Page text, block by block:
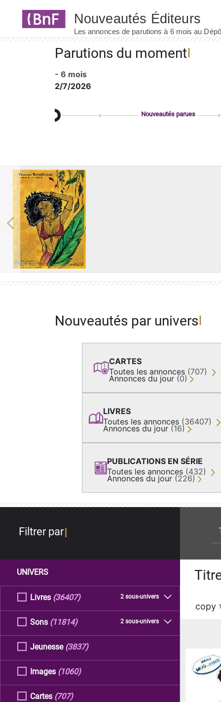
Parutions du moment
- 6 mois
2/7/2026
Nouveautés parues
Previous
Nouveautés par univers
CARTES
Toutes les annonces (707)
Annonces du jour (0)
LIVRES
Toutes les annonces (36407)
Annonces du jour (16)
PUBLICATIONS EN SÉRIE
Toutes les annonces (432)
Annonces du jour (226)
Filtrer par
UNIVERS
Livres 2 sous-univers
(36407)
Sons 2 sous-univers
(11814)
Jeunesse (3837)
Images (1060)
Cartes (707)
copy